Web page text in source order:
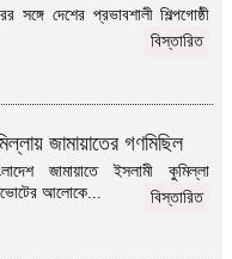
সঙ্গে দেশের প্রভাবশালী শিল্পগোষ্ঠী
বিস্তারিত
জামায়াতের গণমিছিল
জামায়াতে ইসলামী কুমিল্লা
আলোকে...
বিস্তারিত